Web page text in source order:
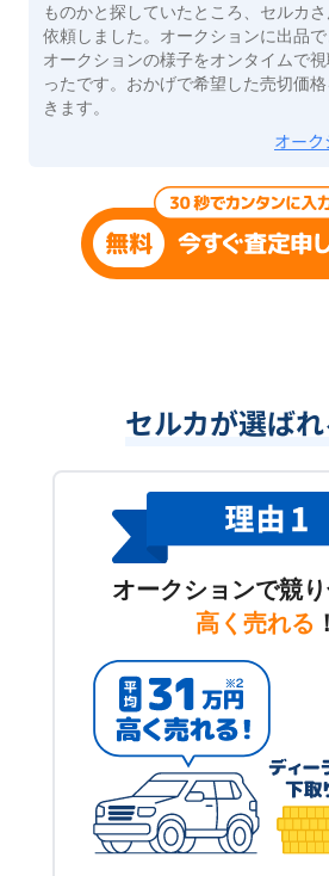
ものかと探していたところ、セルカ
依頼しました。オークションに出品で
オークションの様子をオンタイムで
ったです。おかげで希望した売切価
きます。
オー
セルカが選ば
オークションで競
高く売れる ！